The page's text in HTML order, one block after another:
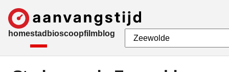
homestad bioscoopfilmblog